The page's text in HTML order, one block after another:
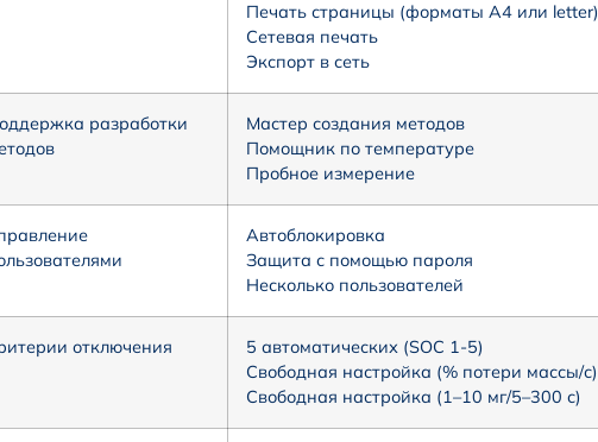
Печать страницы (форматы A4 или letter)
Сетевая печать
Экспорт в сеть
разработки
Мастер создания методов
Помощник по температуре
Пробное измерение
Автоблокировка
Защита с помощью пароля
Несколько пользователей
отключения
5 автоматических (SOC 1-5)
Свободная настройка (% потери массы/с)
Свободная настройка (1–10 мг/5–300 с)